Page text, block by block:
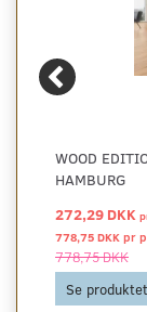
WOOD
HAMBURG
272,29 DKK
778,75 DKK pr
778,75 DKK
Se produktet